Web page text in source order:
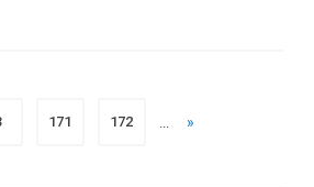
...
171 172 »